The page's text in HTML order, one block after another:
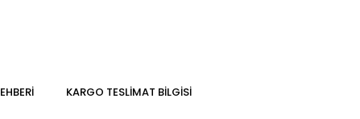
KARGO TESLIMAT BILGISI